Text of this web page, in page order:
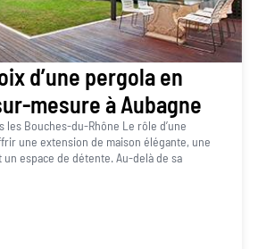
d’une pergola en
mesure à Aubagne
les Bouches-du-Rhône Le rôle d’une
une extension de maison élégante, une
espace de détente. Au-delà de sa